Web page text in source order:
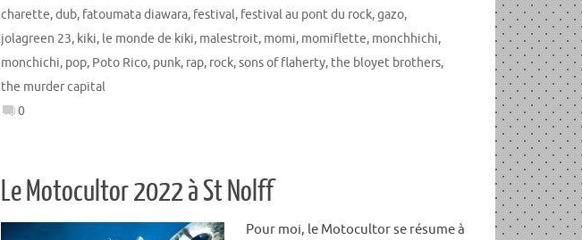
charette,dub, fatoumata diawara, festival, festival au pont du rock,gazo,
jolagreen 23, kiki, le monde de kiki, malestroit, momi, momiflette, monchhichi,
monchichi, pop, Poto Rico, punk, rap, rock,sons of flaherty, the bloyet brothers,
the murder capital
0
Le Motocultor 2022 à St Nolff
Pour moi, le Motocultor se résume à